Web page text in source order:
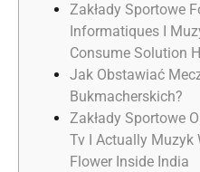
Zakłady Sportowe
Informatiques I
Consume Solution
Jak Obstawiać
Bukmacherskich?
Zakłady Sportowe
Tv I Actually Muzyk
Flower Inside India